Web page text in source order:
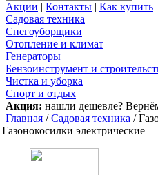
Акции | Контакты | Как купить |
Садовая техника
Снегоуборщики
Отопление и климат
Генераторы
Бензоинструмент и
Чистка и уборка
Спорт и отдых
Акция: нашли дешевле?
Главная /Садовая техника /
Газонокосилки электрические